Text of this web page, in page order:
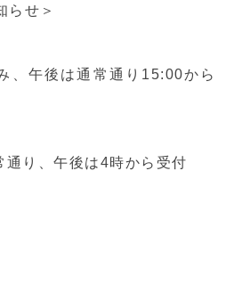
らせ＞
午後は通常通り15:00から
り、午後は4時から受付